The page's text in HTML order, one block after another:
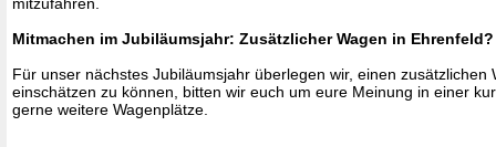
Mitmachen im Jubiläumsjahr: Zusätzlicher Wagen in Ehrenfeld?
Für unser nächstes Jubiläumsjahr überlegen wir, einen
einschätzen zu können, bitten wir euch um eure Meinung in einer
gerne weitere Wagenplätze.